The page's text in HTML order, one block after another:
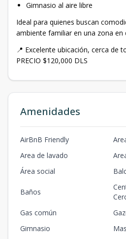
Gimnasio al aire libre
Ideal para quienes buscan
ambiente familiar en una zona
📍 Excelente ubicación, cerca de
PRECIO $120,000 DLS
Amenidades
AirBnB Friendly
Area de lavado
Área social
Baños
Gas común
Gimnasio